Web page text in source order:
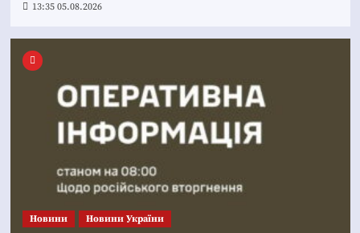
13:35 05.08.2026
Новини Новини України